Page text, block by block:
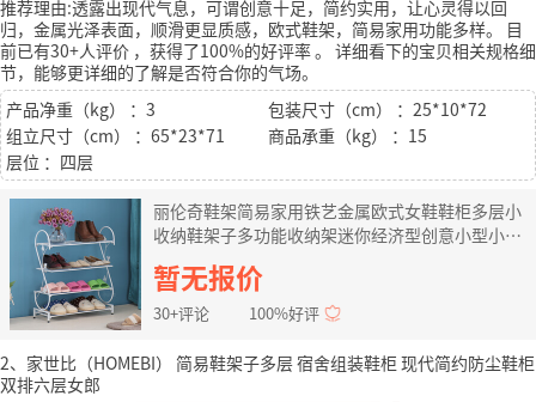
推荐理由:透露出现代气息，可谓创意十足，简约实用，让心灵得以回
归，金属光泽表面，顺滑更显质感，欧式鞋架，简易家用功能多样。
目
前已有30+人评价 ，获得了100%的好评率。 详细看下的宝贝相关规格细
节，能够更详细的了解是否符合你的气场。
产品净重（kg） ：3
包装尺寸（cm） ：25*10*72
组立尺寸（cm） ：65*23*71
商品承重（kg） ：15
层位 ：四层
丽伦奇鞋架简易家用铁艺金属欧式女鞋鞋柜多层小
收纳鞋架子多功能收纳架迷你经济型创意小型小号
玄关现代简约 栗色 三层62*23*55不 配鞋垫
暂无报价
30+评论 100%好评
2、家世比（HOMEBI） 简易鞋架子多层 宿舍组装鞋柜 现代简约防尘鞋柜
双排六层女郎